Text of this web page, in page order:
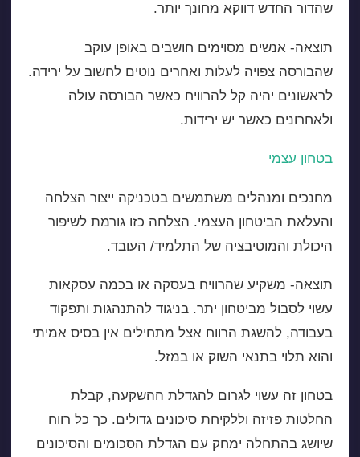
שהדור החדש דווקא מחונך יותר.
תוצאה- אנשים מסוימים חושבים באופן עוקב
שהבורסה צפויה לעלות ואחרים נוטים לחשוב על ירידה.
לראשונים יהיה קל להרוויח כאשר הבורסה עולה
ולאחרונים כאשר יש ירידות.
בטחון עצמי
מחנכים ומנהלים משתמשים בטכניקה ייצור הצלחה
והעלאת הביטחון העצמי. הצלחה כזו גורמת לשיפור
היכולת והמוטיבציה של התלמיד/ העובד.
תוצאה- משקיע שהרוויח בעסקה או בכמה עסקאות
עשוי לסבול מביטחון יתר. בניגוד להתנהגות ותפקוד
בעבודה, להשגת הרווח אצל מתחילים אין בסיס אמיתי
והוא תלוי בתנאי השוק או במזל.
בטחון זה עשוי לגרום להגדלת ההשקעה, קבלת
החלטות פזיזה וללקיחת סיכונים גדולים. כך כל רווח
שיושג בהתחלה ימחק עם הגדלת הסכומים והסיכונים